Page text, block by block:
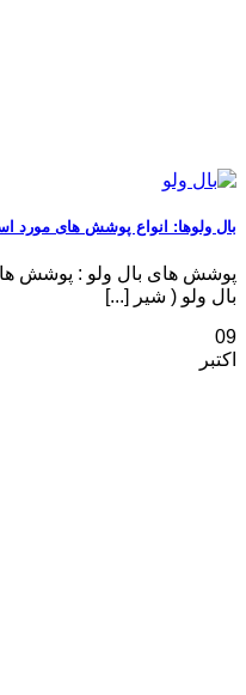
بال ولوها: انواع پوشش های مورد
پوشش های بال ولو : پوشش
بال ولو ( شیر [...]
09
اکتبر